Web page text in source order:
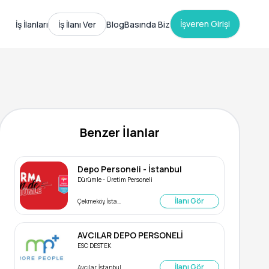
İş İlanları İş İlanı Ver BlogBasında Biz İşveren Girişi
Benzer İlanlar
Depo Personeli - İstanbul
Dürümle - Üretim Personeli
İlanı Gör
AVCILAR DEPO PERSONELİ
ESC DESTEK
Avcılar, İstanbul İlanı Gör